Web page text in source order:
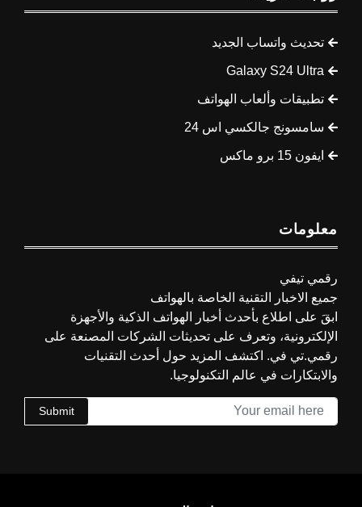
تحديث واتساب الجديد
Galaxy S24 Ultra
تطبيقات وألعاب الهواتف
سامسونج جالكسي اس 24
ايفون 15 برو ماكس
معلومات
رقمي تيفي
جميع الاخبار التقنية الخاصة بالهواتف
ابقَ على اطلاع بأحدث أخبار الهواتف الذكية والأجهزة
الإلكترونية، وتعرف على تحديثات الشركات المصنعة على
رقمي.تي في. اكتشف المزيد حول أحدث التقنيات
والابتكارات في عالم التكنولوجيا.
Submit